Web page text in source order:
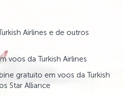
Airlines e de outros
voos da Turkish Airlines
gratuito em voos da Turkish
Star Alliance